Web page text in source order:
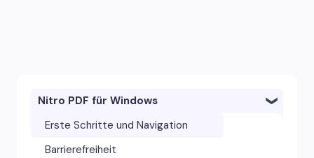
Nitro PDF für Windows
Erste Schritte und Navigation
Barrierefreiheit